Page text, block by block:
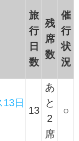
旅
行
日
数
残
席
数
催
行
状
況
13日
13
あ
と
2
席
○